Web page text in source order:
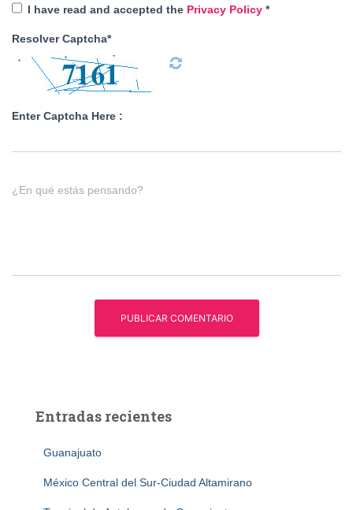
I have read and accepted the Privacy Policy *
Resolver Captcha*
Enter Captcha Here :
¿En qué estás pensando?
Entradas recientes
Guanajuato
México Central del Sur-Ciudad Altamirano